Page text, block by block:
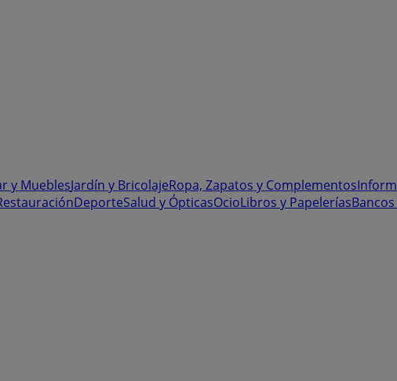
y MueblesJardín y BricolajeRopa, Zapatos y Complementos
DeporteSalud y ÓpticasOcioLibros y Papelerías